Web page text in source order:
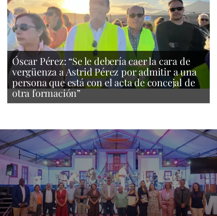
Óscar Pérez: “Se le debería caer la cara de
vergüenza a Astrid Pérez por admitir a una
persona que está con el acta de concejal de
otra formación”